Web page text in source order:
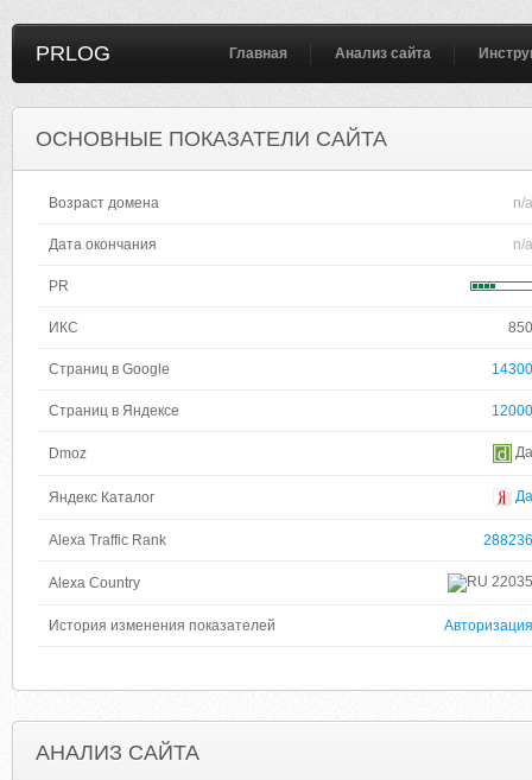
PRLOG Главная Анализ сайта
ОСНОВНЫЕ ПОКАЗАТЕЛИ САЙТА
Возраст домена n/a
Дата окончания n/a
PR
ИКС 850
Страниц в Google 14300
Страниц в Яндексе 12000
Dmoz Да
Яндекс Каталог Да
Alexa Traffic Rank 288236
Alexa Country 22035
История изменения показателей Авторизация
АНАЛИЗ САЙТА